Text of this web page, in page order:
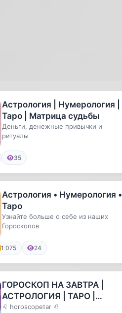
Астрология | Нумерология |
Таро | Матрица судьбы
Деньги, денежные привычки и
ритуалы
35
Астрология • Нумерология •
Таро
Узнайте больше о себе из наших
Гороскопов
1 075 24
ГОРОСКОП НА ЗАВТРА |
АСТРОЛОГИЯ | ТАРО |
ЭЗОТЕРИКА
♌ horoscopetar ♌